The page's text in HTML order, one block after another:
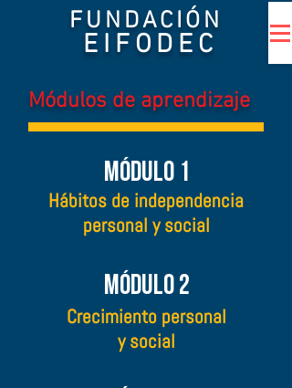
FUNDACIÓN
EIFODEC
Módulos de aprendizaje
Módulo 1
Hábitos de independencia
personal y social
Módulo 2
Crecimiento personal
y social